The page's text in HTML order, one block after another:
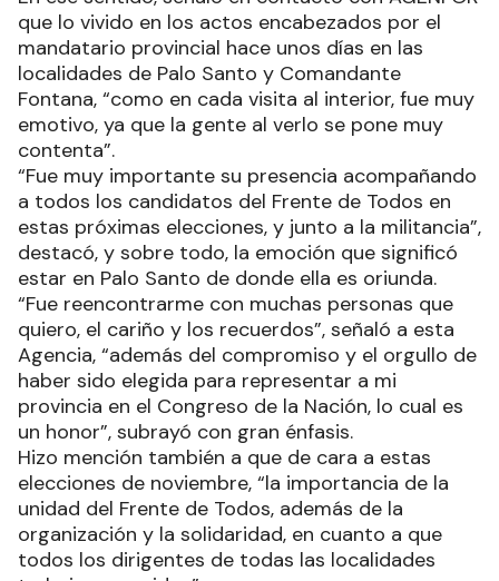
que lo vivido en los actos encabezados por el
mandatario provincial hace unos días en las
localidades de Palo Santo y Comandante
Fontana, “como en cada visita al interior, fue muy
emotivo, ya que la gente al verlo se pone muy
contenta”.
“Fue muy importante su presencia acompañando
a todos los candidatos del Frente de Todos en
estas próximas elecciones, y junto a la militancia”,
destacó, y sobre todo, la emoción que significó
estar en Palo Santo de donde ella es oriunda.
“Fue reencontrarme con muchas personas que
quiero, el cariño y los recuerdos”, señaló a esta
Agencia, “además del compromiso y el orgullo de
haber sido elegida para representar a mi
provincia en el Congreso de la Nación, lo cual es
un honor”, subrayó con gran énfasis.
Hizo mención también a que de cara a estas
elecciones de noviembre, “la importancia de la
unidad del Frente de Todos, además de la
organización y la solidaridad, en cuanto a que
todos los dirigentes de todas las localidades